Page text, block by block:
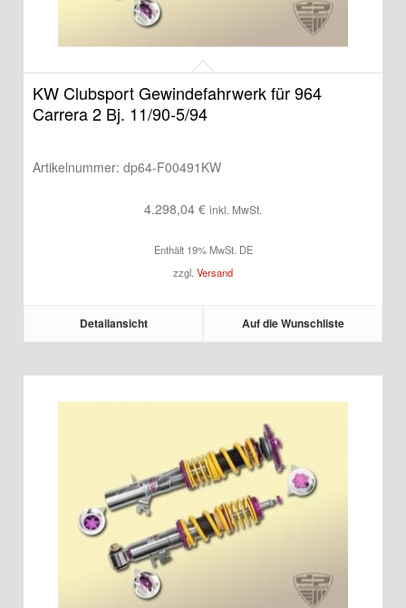
KW Clubsport Gewindefahrwerk für 964
Carrera 2 Bj. 11/90-5/94
Artikelnummer: dp64-F00491KW
4.298,04 € inkl. MwSt.
Enthält 19% MwSt. DE
zzgl. Versand
Detailansicht Auf die Wunschliste